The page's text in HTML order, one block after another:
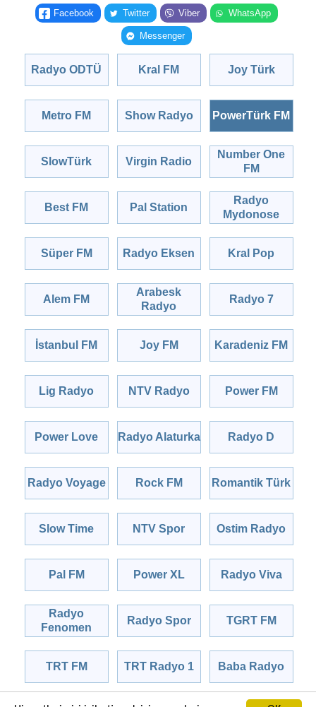
Facebook Twitter Viber WhatsApp
Messenger
Radyo ODTÜ Kral FM Joy Türk
Metro FM Show Radyo PowerTürk FM
SlowTürk Virgin Radio
Number One
FM
Best FM Pal Station
Radyo
Mydonose
Süper FM Radyo Eksen Kral Pop
Alem FM
Arabesk
Radyo
Radyo 7
İstanbul FM Joy FM Karadeniz FM
Lig Radyo NTV Radyo Power FM
Power Love Radyo Alaturka Radyo D
Radyo Voyage Rock FM Romantik Türk
Slow Time NTV Spor Ostim Radyo
Pal FM Power XL Radyo Viva
Radyo
Fenomen
Radyo Spor TGRT FM
TRT FM TRT Radyo 1 Baba Radyo